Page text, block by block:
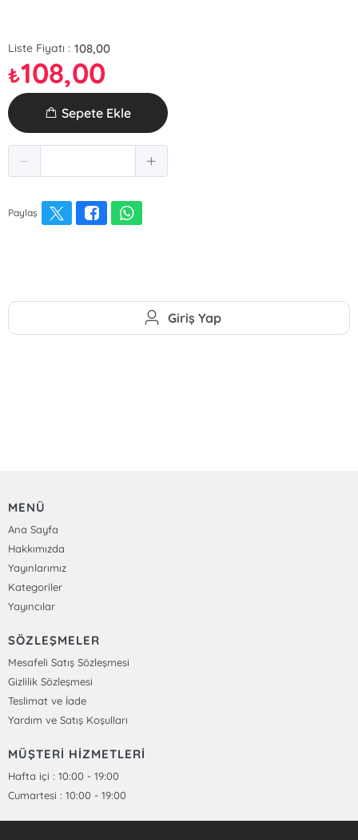
Liste Fiyatı : 108,00
₺108,00
Sepete Ekle
Paylaş
Giriş Yap
MENÜ
Ana Sayfa
Hakkımızda
Yayınlarımız
Kategoriler
Yayıncılar
SÖZLEŞMELER
Mesafeli Satış Sözleşmesi
Gizlilik Sözleşmesi
Teslimat ve İade
Yardım ve Satış Koşulları
MÜŞTERİ HİZMETLERİ
Hafta içi : 10:00 - 19:00
Cumartesi : 10:00 - 19:00